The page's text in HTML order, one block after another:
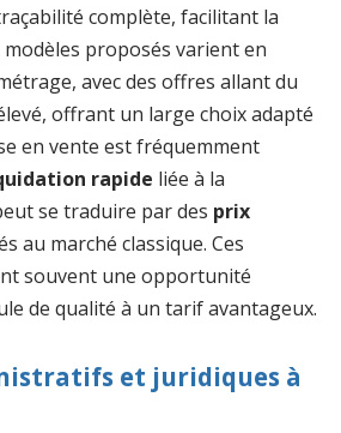
complète, facilitant la
proposés varient en
avec des offres allant du
offrant un large choix adapté
en vente est fréquemment
rapide liée à la
se traduire par des prix
au marché classique. Ces
souvent une opportunité
de qualité à un tarif avantageux.
et juridiques à